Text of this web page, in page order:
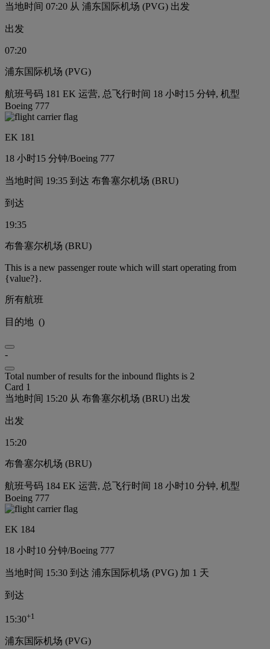
当地时间 07:20 从 浦东国际机场 (PVG) 出发
出发
07:20
浦东国际机场 (PVG)
航班号码 181 EK 运营, 总飞行时间 18 小时15 分钟, 机型
Boeing 777
EK 181
18 小时15 分钟/Boeing 777
当地时间 19:35 到达 布鲁塞尔机场 (BRU)
到达
19:35
布鲁塞尔机场 (BRU)
This is a new passenger route which will start operating from
{value?}.
所有航班
目的地 ()
-
Total number of results for the inbound flights is 2
Card 1
当地时间 15:20 从 布鲁塞尔机场 (BRU) 出发
出发
15:20
布鲁塞尔机场 (BRU)
航班号码 184 EK 运营, 总飞行时间 18 小时10 分钟, 机型
Boeing 777
EK 184
18 小时10 分钟/Boeing 777
当地时间 15:30 到达 浦东国际机场 (PVG) 加 1 天
到达
15:30+1
浦东国际机场 (PVG)